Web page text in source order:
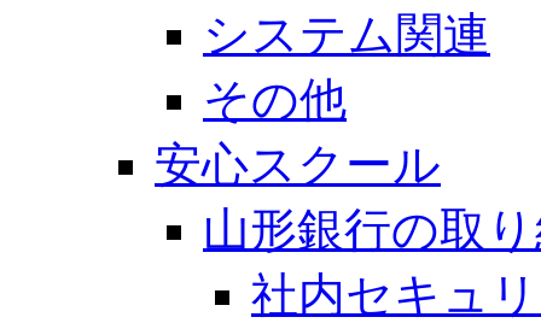
システム関連
その他
安心スクール
山形銀行の取
社内セキュ